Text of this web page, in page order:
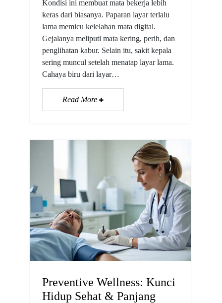
Kondisi ini membuat mata bekerja lebih
keras dari biasanya. Paparan layar terlalu
lama memicu kelelahan mata digital.
Gejalanya meliputi mata kering, perih, dan
penglihatan kabur. Selain itu, sakit kepala
sering muncul setelah menatap layar lama.
Cahaya biru dari layar…
Read More
Preventive Wellness: Kunci
Hidup Sehat & Panjang